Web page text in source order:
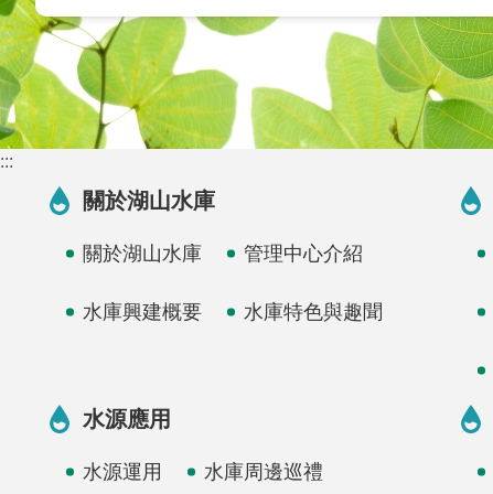
:::
關於湖山水庫
關於湖山水庫 管理中心介紹
水庫興建概要 水庫特色與趣聞
水源應用
水源運用 水庫周邊巡禮